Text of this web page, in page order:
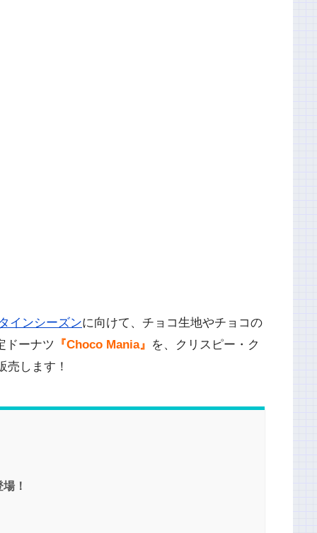
インシーズンに向けて、チョコ生地やチョコの
ドーナツ
『Choco Mania』 を、クリスピー・ク
売します！
！